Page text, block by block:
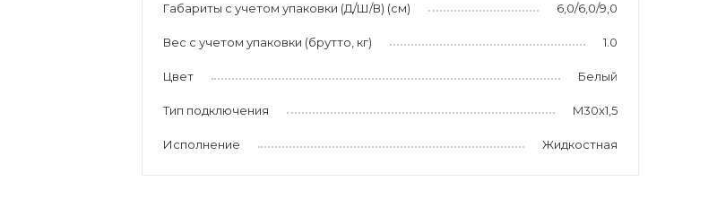
Габариты с учетом упаковки (Д/Ш/В) (см) 6,0/6,0/9,0
Вес с учетом упаковки (брутто, кг) 1.0
Цвет Белый
Тип подключения M30x1,5
Исполнение Жидкостная